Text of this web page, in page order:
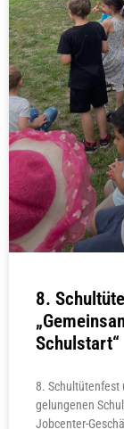
8.
Schulstart“
8. Schultütenfest
gelungenen
Jobcenter-